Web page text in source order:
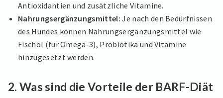
Antioxidantien und zusätzliche Vitamine.
Nahrungsergänzungsmittel: Je nach den Bedürfnissen
des Hundes können Nahrungsergänzungsmittel wie
Fischöl (für Omega-3), Probiotika und Vitamine
hinzugesetzt werden.
2. Was sind die Vorteile der BARF-Diät